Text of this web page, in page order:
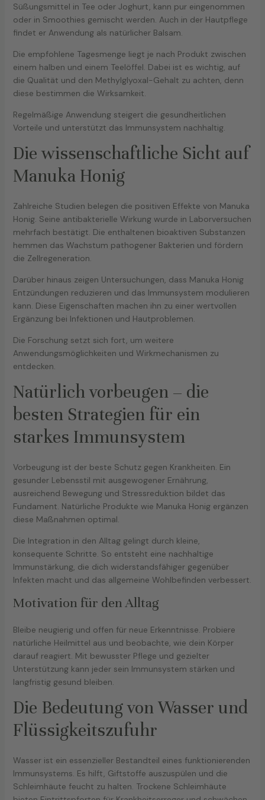
Süßungsmittel in Tee oder Joghurt, kann pur eingenommen
oder in Smoothies gemischt werden. Auch in der Hautpflege
findet er Anwendung als natürlicher Balsam.
Die empfohlene Tagesmenge liegt je nach Produkt zwischen
einem halben und einem Teelöffel. Dabei ist es wichtig, auf
die Qualität und den Methylglyoxal-Gehalt zu achten, denn
diese bestimmen die Wirksamkeit.
Regelmäßige Anwendung steigert die gesundheitlichen
Vorteile und unterstützt das Immunsystem nachhaltig.
Die wissenschaftliche Sicht auf
Manuka Honig
Zahlreiche Studien belegen die positiven Effekte von Manuka
Honig. Seine antibakterielle Wirkung wurde in Laborversuchen
mehrfach bestätigt. Die enthaltenen bioaktiven Substanzen
hemmen das Wachstum pathogener Bakterien und fördern
die Zellregeneration.
Darüber hinaus zeigen Untersuchungen, dass Manuka Honig
Entzündungen reduzieren und das Immunsystem modulieren
kann. Diese Eigenschaften machen ihn zu einer wertvollen
Ergänzung bei Infektionen und Hautproblemen.
Die Forschung setzt sich fort, um weitere
Anwendungsmöglichkeiten und Wirkmechanismen zu
entdecken.
Natürlich vorbeugen – die
besten Strategien für ein
starkes Immunsystem
Vorbeugung ist der beste Schutz gegen Krankheiten. Ein
gesunder Lebensstil mit ausgewogener Ernährung,
ausreichend Bewegung und Stressreduktion bildet das
Fundament. Natürliche Produkte wie Manuka Honig ergänzen
diese Maßnahmen optimal.
Die Integration in den Alltag gelingt durch kleine,
konsequente Schritte. So entsteht eine nachhaltige
Immunstärkung, die dich widerstandsfähiger gegenüber
Infekten macht und das allgemeine Wohlbefinden verbessert.
Motivation für den Alltag
Bleibe neugierig und offen für neue Erkenntnisse. Probiere
natürliche Heilmittel aus und beobachte, wie dein Körper
darauf reagiert. Mit bewusster Pflege und gezielter
Unterstützung kann jeder sein Immunsystem stärken und
langfristig gesund bleiben.
Die Bedeutung von Wasser und
Flüssigkeitszufuhr
Wasser ist ein essenzieller Bestandteil eines funktionierenden
Immunsystems. Es hilft, Giftstoffe auszuspülen und die
Schleimhäute feucht zu halten. Trockene Schleimhäute